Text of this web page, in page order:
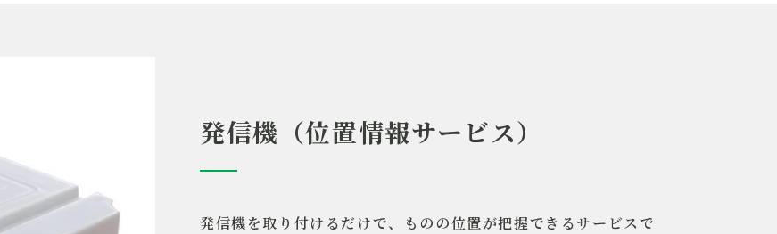
発信機（位置情報サービス）
発信機を取り付けるだけで、ものの位置が把握できるサービスで